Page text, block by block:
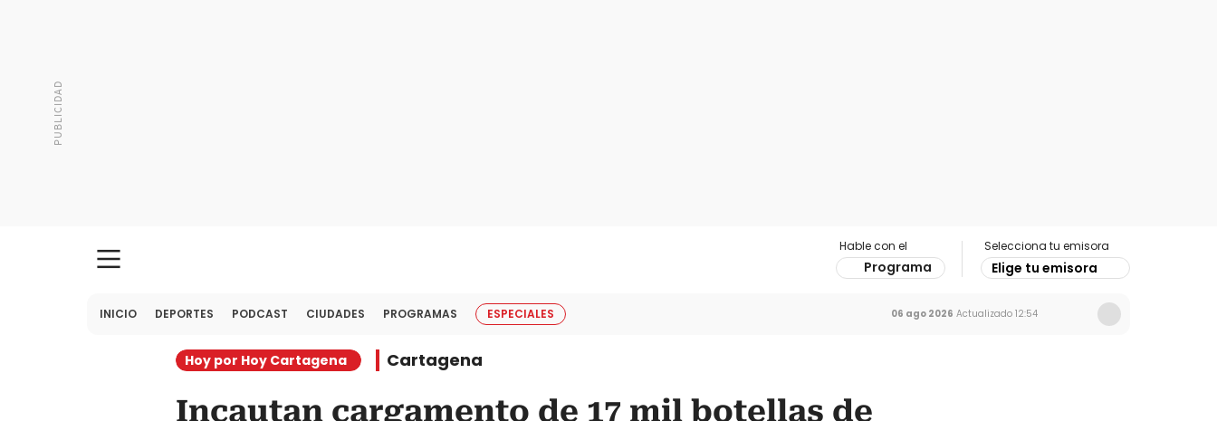
Hable con el
Programa
Selecciona tu emisora
Elige tu emisora
INICIO DEPORTES PODCAST CIUDADES PROGRAMAS ESPECIALES 06 ago 2026 Actualizado 12:54
Hoy por Hoy Cartagena Cartagena
Incautan cargamento de 17 mil botellas de